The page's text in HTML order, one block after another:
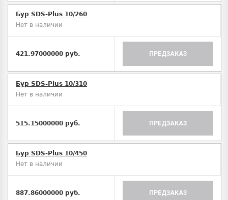
Бур SDS-Plus 10/260
Нет в наличии
421.97000000 руб. ПРЕДЗАКАЗ
Бур SDS-Plus 10/310
Нет в наличии
515.15000000 руб. ПРЕДЗАКАЗ
Бур SDS-Plus 10/450
Нет в наличии
887.86000000 руб. ПРЕДЗАКАЗ